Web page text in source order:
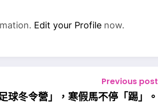
Edit your Profile now.
Previous post
球冬令營」，寒假馬不停「踢」。